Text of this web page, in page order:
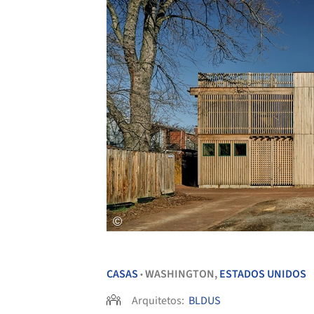
CASAS •WASHINGTON,ESTADOS UNIDOS
Arquitetos: BLDUS